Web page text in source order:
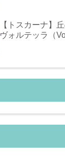
【トスカーナ】
ヴォルテッラ（